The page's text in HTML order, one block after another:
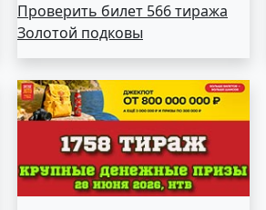
Проверить билет 566 тиража
Золотой подковы